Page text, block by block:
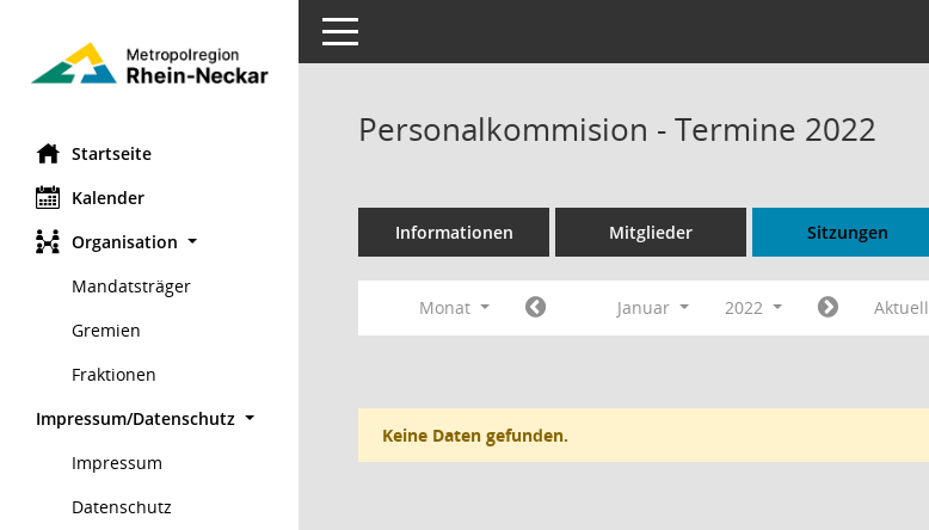
Startseite
Kalender
Organisation
Mandatsträger
Gremien
Fraktionen
Impressum/Datenschutz
Impressum
Datenschutz
Toggle navigation
Personalkommision - Termine 2022
Informationen Mitglieder Sitzungen
Monat Januar 2022 Aktuell
Keine Daten gefunden.